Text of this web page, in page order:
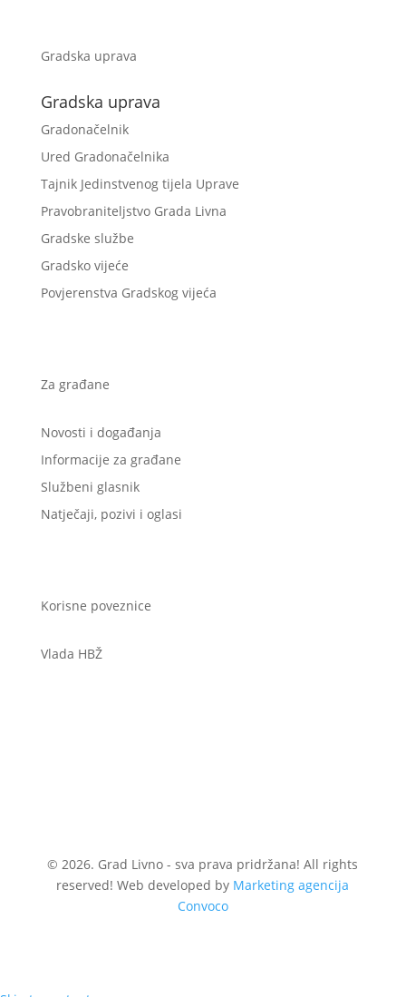
Gradska uprava
Gradska uprava
Gradonačelnik
Ured Gradonačelnika
Tajnik Jedinstvenog tijela Uprave
Pravobraniteljstvo Grada Livna
Gradske službe
Gradsko vijeće
Povjerenstva Gradskog vijeća
Za građane
Novosti i događanja
Informacije za građane
Službeni glasnik
Natječaji, pozivi i oglasi
Korisne poveznice
Vlada HBŽ
© 2026. Grad Livno - sva prava pridržana! All rights
reserved! Web developed by Marketing agencija
Convoco